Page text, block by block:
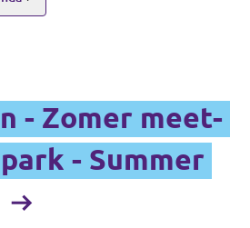
- Zomer meet-
- Summer